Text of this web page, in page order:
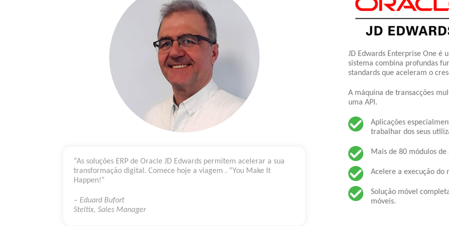
“As soluções ERP de Oracle JD Edwards permitem acelerar a sua
transformação digital. Comece hoje a viagem . “You Make It
Happen!”
– Eduard Bufort
Steltix, Sales Manager
JD Edwards Enterprise One é
sistema combina profundas
standards que aceleram o
A máquina de transacções
uma API.
Aplicações
trabalhar dos seus
Mais de 80 módulos de
Acelere a execução
Solução móvel
móveis.